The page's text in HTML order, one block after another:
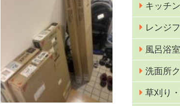
キッチ
レンジ
風呂浴
洗面所
草刈り